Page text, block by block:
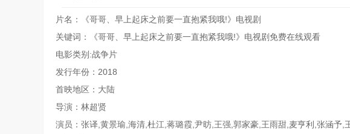
片名：《哥哥、早上起床之前要一直抱紧我哦!》电视剧
关键词：《哥哥、早上起床之前要一直抱紧我哦!》电视剧免费在线观看
电影类别:战争片
发行年份：2018
首映地区：大陆
导演：林超贤
演员：张译,黄景瑜,海清,杜江,蒋璐霞,尹昉,王强,郭家豪,王雨甜,麦亨利,张涵予,